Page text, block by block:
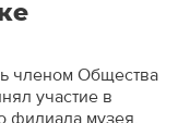
членом Общества
участие в
филиала музея.